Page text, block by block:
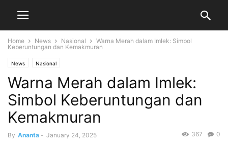
Home News Nasional
Warna Merah dalam Imlek: Simbol
Keberuntungan dan Kemakmuran
News Nasional
Warna Merah dalam Imlek:
Simbol Keberuntungan dan
Kemakmuran
By Ananta - January 24, 2025 0
367